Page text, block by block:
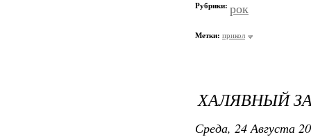
Рубрики: рок
Метки: прикол
ХАЛЯВНЫЙ
Среда, 24 Августа